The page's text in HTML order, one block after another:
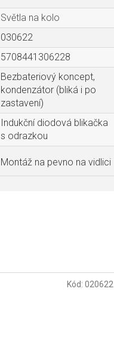
Kód: 020622
Světla na kolo
030622
5708441306228
Bezbateriový koncept,
kondenzátor (bliká i po
zastavení)
Indukční diodová blikačka
s odrazkou
Montáž na pevno na vidlici